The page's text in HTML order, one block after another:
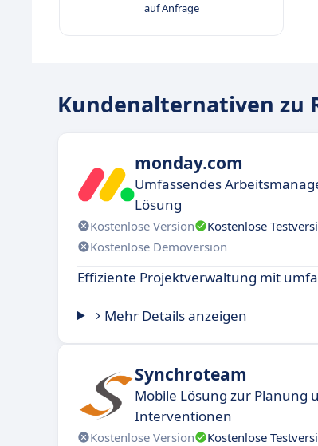
auf Anfrage
Kundenalternativen zu
monday.com
Umfassendes
Lösung
Kostenlose Version
Kostenlose
Kostenlose Demoversion
Effiziente Projektverwaltung mit
Mehr Details anzeigen
Synchroteam
Mobile Lösung zur Planung
Interventionen
Kostenlose Version
Kostenlose